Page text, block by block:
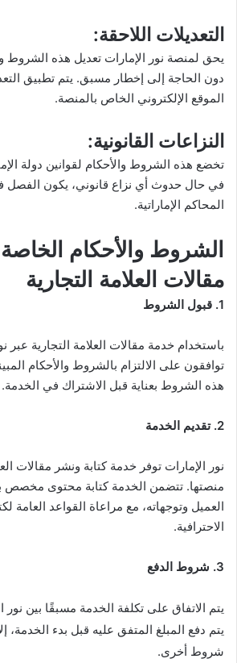
التعديلات اللاحقة:
يحق لمنصة نور الإمارات تعديل هذه الشروط
دون الحاجة إلى إخطار مسبق. يتم تطبيق
الموقع الإلكتروني الخاص بالمنصة.
النزاعات القانونية:
تخضع هذه الشروط والأحكام لقوانين دولة
في حال حدوث أي نزاع قانوني، يكون
المحاكم الإماراتية.
الشروط والأحكام
مقالات العلامة التجارية
1. قبول الشروط
باستخدام خدمة مقالات العلامة التجارية عبر
توافقون على الالتزام بالشروط والأحكام
هذه الشروط بعناية قبل الاشتراك في الخدمة.
2. تقديم الخدمة
نور الإمارات توفر خدمة كتابة ونشر مقالات
منصتها. تتضمن الخدمة كتابة محتوى مخصص
العميل وتوجهاته، مع مراعاة القواعد العامة
الاحترافية.
3. شروط الدفع
يتم الاتفاق على تكلفة الخدمة مسبقًا بين نور
يتم دفع المبلغ المتفق عليه قبل بدء الخدمة،
شروط أخرى.